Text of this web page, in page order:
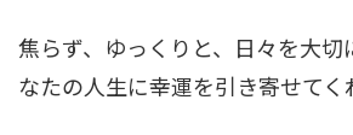
焦らず、ゆっくりと、日々を大切
なたの人生に幸運を引き寄せてく